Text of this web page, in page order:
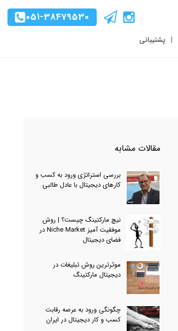
051-38479530
پشتیبانی
مقالات مشابه
بررسی استراتژی ورود به کسب و
کارهای دیجیتال با عادل طالبی
نیچ مارکتینگ چیست؟ | روش
موفقیت آمیز Niche Market در
فضای دیجیتال
موثرترین روش تبلیغات در
دیجیتال مارکتینگ
چگونگی ورود به عرصه رقابت
کسب و کار دیجیتال در ایران